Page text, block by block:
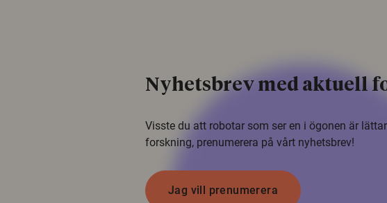
Nyhetsbrev med aktuell
Visste du att robotar som ser en i ögonen är
forskning, prenumerera på vårt nyhetsbrev!
Jag vill prenumerera